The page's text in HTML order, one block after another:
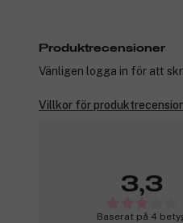
Produktrecensioner
Vänligen logga in för att
Villkor för
3,3
Baserat på 4